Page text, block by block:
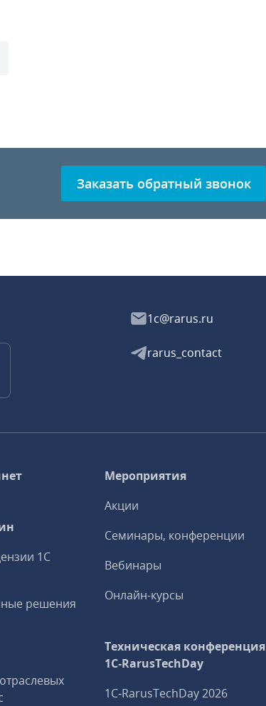
Заказать обратный звонок
1c@rarus.ru
rarus_contact
1С
решения
Мероприятия
Акции
Семинары, конференции
Вебинары
Онлайн-курсы
Техническая конференция
1C‑RarusTechDay
1C‑RarusTechDay 2026